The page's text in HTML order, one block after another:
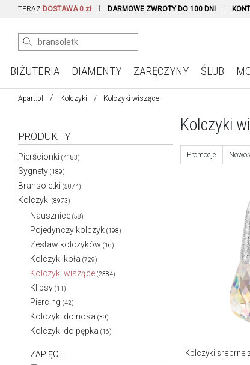
TERAZ DOSTAWA 0 zł DARMOWE ZWROTY DO 100 DNI
BIŻUTERIA DIAMENTY ZARĘCZYNY ŚLUB
Apart.pl Kolczyki Kolczyki wiszące
PRODUKTY
Pierścionki (4183)
Sygnety (189)
Bransoletki (5074)
Kolczyki (8973)
Nausznice (58)
Pojedynczy kolczyk (198)
Zestaw kolczyków (16)
Kolczyki koła (729)
Kolczyki wiszące (2384)
Klipsy (11)
Piercing (42)
Kolczyki do nosa (39)
Kolczyki do pępka (16)
ZAPIĘCIE
Kolczyki
Promocje
Kolczyki srebrne